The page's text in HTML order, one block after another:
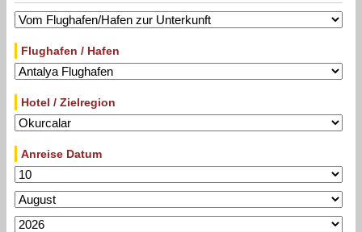
Flughafen / Hafen
Hotel / Zielregion
Anreise Datum